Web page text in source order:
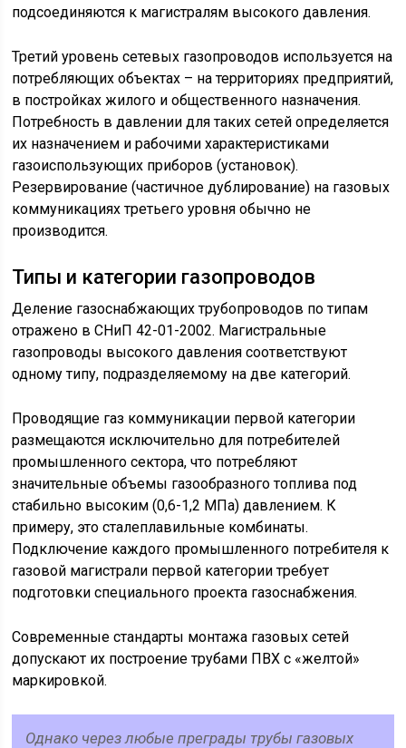
подсоединяются к магистралям высокого давления.
Третий уровень сетевых газопроводов используется на
потребляющих объектах – на территориях предприятий,
в постройках жилого и общественного назначения.
Потребность в давлении для таких сетей определяется
их назначением и рабочими характеристиками
газоиспользующих приборов (установок).
Резервирование (частичное дублирование) на газовых
коммуникациях третьего уровня обычно не
производится.
Типы и категории газопроводов
Деление газоснабжающих трубопроводов по типам
отражено в СНиП 42-01-2002. Магистральные
газопроводы высокого давления соответствуют
одному типу, подразделяемому на две категорий.
Проводящие газ коммуникации первой категории
размещаются исключительно для потребителей
промышленного сектора, что потребляют
значительные объемы газообразного топлива под
стабильно высоким (0,6-1,2 МПа) давлением. К
примеру, это сталеплавильные комбинаты.
Подключение каждого промышленного потребителя к
газовой магистрали первой категории требует
подготовки специального проекта газоснабжения.
Современные стандарты монтажа газовых сетей
допускают их построение трубами ПВХ с «желтой»
маркировкой.
Однако через любые преграды трубы газовых